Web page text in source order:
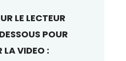
LE LECTEUR
POUR
LA VIDEO :